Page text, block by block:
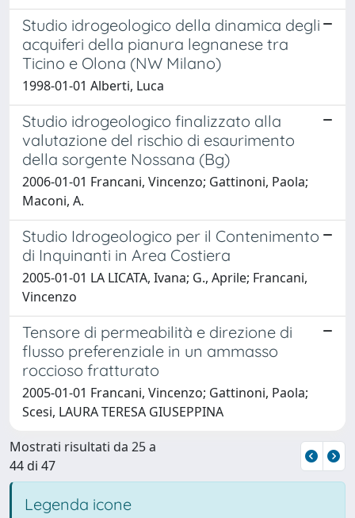
Studio idrogeologico della dinamica degli
acquiferi della pianura legnanese tra
Ticino e Olona (NW Milano)
1998-01-01 Alberti, Luca
Studio idrogeologico finalizzato alla
valutazione del rischio di esaurimento
della sorgente Nossana (Bg)
2006-01-01 Francani, Vincenzo; Gattinoni, Paola;
Maconi, A.
Studio Idrogeologico per il Contenimento
di Inquinanti in Area Costiera
2005-01-01 LA LICATA, Ivana; G., Aprile; Francani,
Vincenzo
Tensore di permeabilità e direzione di
flusso preferenziale in un ammasso
roccioso fratturato
2005-01-01 Francani, Vincenzo; Gattinoni, Paola;
Scesi, LAURA TERESA GIUSEPPINA
Mostrati risultati da 25 a
44 di 47
Legenda icone